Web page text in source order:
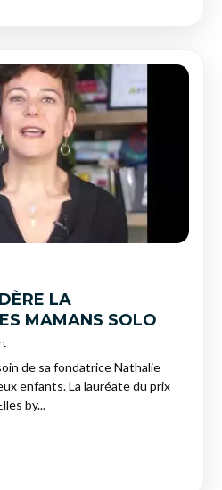
LA
MAMANS SOLO
de sa fondatrice Nathalie
enfants. La lauréate du prix
by...